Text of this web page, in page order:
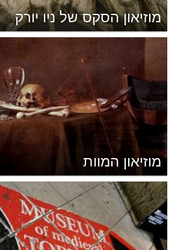
מוזיאון הסקס של ניו יורק
מוזיאון המוות